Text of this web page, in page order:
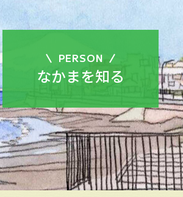
PERSON
なかまを知る